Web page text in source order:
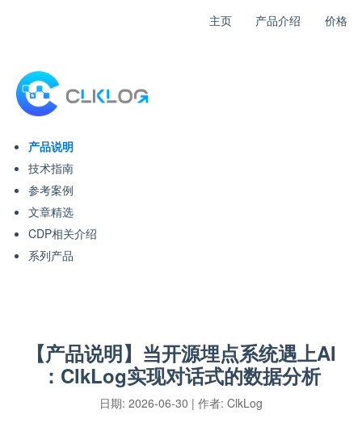
主页 产品介绍 价格
产品说明
技术指南
参考案例
文章精选
CDP相关介绍
系列产品
【产品说明】当开源埋点系统遇上AI
：ClkLog实现对话式的数据分析
日期: 2026-06-30 | 作者: ClkLog